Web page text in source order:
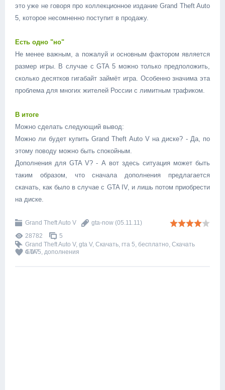
это уже не говоря про коллекционное издание Grand Theft Auto
5, которое несомненно поступит в продажу.
Есть одно "но"
Не менее важным, а пожалуй и основным фактором является
размер игры. В случае с GTA 5 можно только предположить,
сколько десятков гигабайт займёт игра. Особенно значима эта
проблема для многих жителей России с лимитным трафиком.
В итоге
Можно сделать следующий вывод:
Можно ли будет купить Grand Theft Auto V на диске? - Да, по
этому поводу можно быть спокойным.
Дополнения для GTA V? - А вот здесь ситуация может быть
таким образом, что сначала дополнения предлагается
скачать, как было в случае с GTA IV, и лишь потом приобрести
на диске.
Grand Theft Auto V gta-now (05.11.11)
28782
5
Grand Theft Auto V, gta V, Скачать, гта 5, бесплатно, Скачать
GTA 5, дополнения
4.0/7